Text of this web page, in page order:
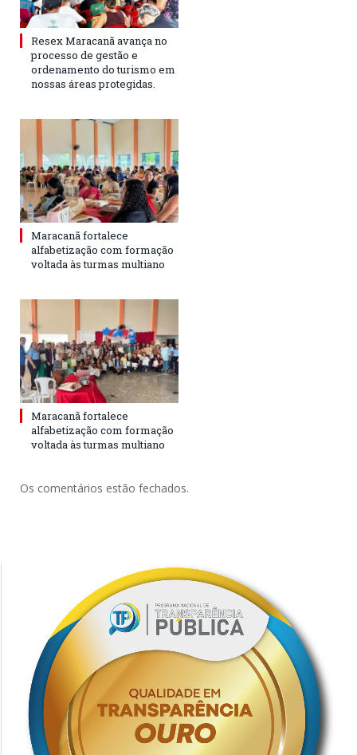
Resex Maracanã avança no
processo de gestão e
ordenamento do turismo em
nossas áreas protegidas.
Maracanã fortalece
alfabetização com formação
voltada às turmas multiano
Maracanã fortalece
alfabetização com formação
voltada às turmas multiano
Os comentários estão fechados.